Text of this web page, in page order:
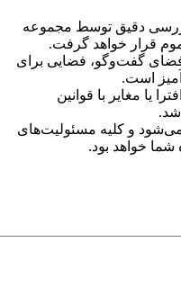
دقیق توسط مجموعه
قرار خواهد گرفت.
گفت‌وگو، فضایی برای
است.
یا مغایر با قوانین
شد.
و کلیه مسئولیت‌های
خواهد بود.